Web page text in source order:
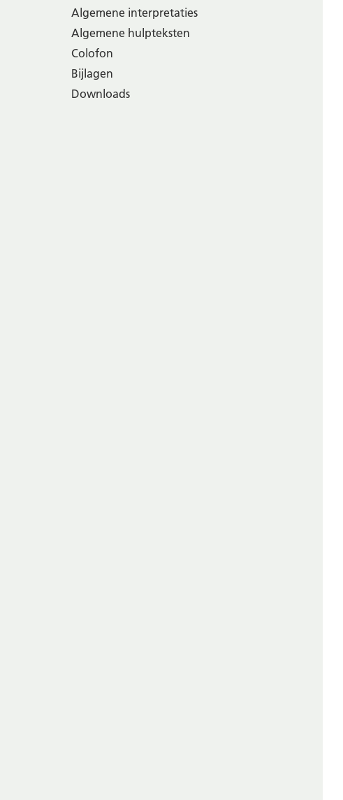
Algemene interpretaties
Algemene hulpteksten
Colofon
Bijlagen
Downloads